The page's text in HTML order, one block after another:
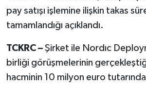
pay satışı işlemine ilişkin takas
tamamlandığı açıklandı.
TCKRC – Şirket ile Nordıc
birliği görüşmelerinin
hacminin 10 milyon euro